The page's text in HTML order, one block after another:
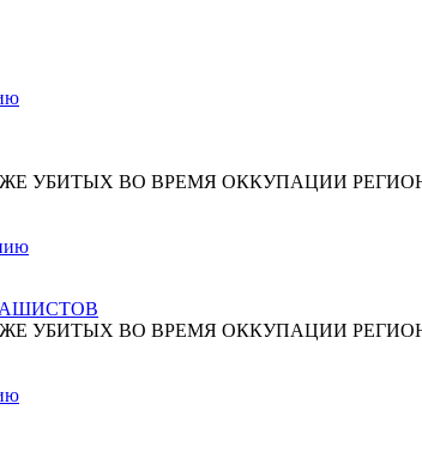
УБИТЫХ ВО ВРЕМЯ ОККУПАЦИИ
УБИТЫХ ВО ВРЕМЯ ОККУПАЦИИ